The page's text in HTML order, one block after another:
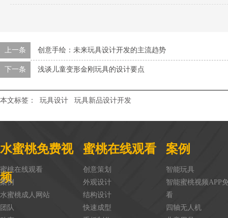
上一条 创意手绘：未来玩具设计开发的主流趋势
下一条 浅谈儿童变形金刚玩具的设计要点
本文标签： 玩具设计 玩具新品设计开发
水蜜桃免费视
频
蜜桃在线观看
案例
水蜜桃成人网站
团队
蜜桃在线观看
创意策划
外观设计
结构设计
快速成型
案例
智能玩具
智能蜜桃视频APP
看
四轴无人机